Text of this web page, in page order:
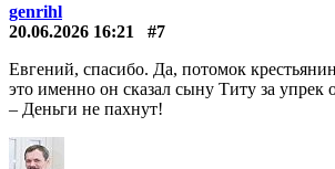
genrihl
20.06.2026 16:21
#7
Евгений, спасибо. Да, потомок
это именно он сказал сыну Титу за упрек
– Деньги не пахнут!